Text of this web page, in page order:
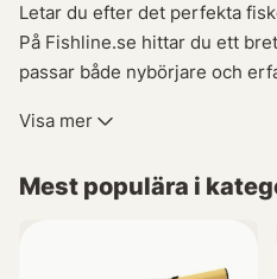
Letar du efter det perfekta
På Fishline.se hittar du ett
passar både nybörjare och
allt du behöver för att komma
Våra fiskeset innehåller
varumärken som garanterat
Visa mer
Mest populära i